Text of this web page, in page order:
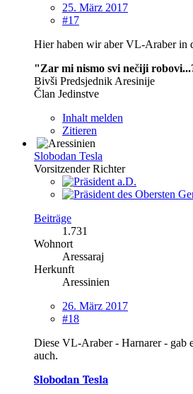
25. März 2017
#17
Hier haben wir aber VL-Araber in
"Zar mi nismo svi nečiji
Bivši Predsjednik Aresinije
Član Jedinstve
Inhalt melden
Zitieren
Slobodan Tesla
Vorsitzender Richter
Beiträge
1.731
Wohnort
Aressaraj
Herkunft
Aressinien
26. März 2017
#18
Diese VL-Araber - Harnarer - gab
auch.
Slobodan Tesla